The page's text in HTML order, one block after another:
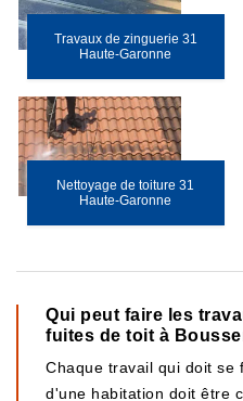
Travaux de zinguerie 31
Haute-Garonne
Nettoyage de toiture 31
Haute-Garonne
Qui peut faire les
fuites de toit à
Chaque travail qui doit se
d'une habitation doit être